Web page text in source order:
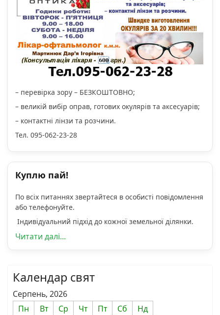
– перевірка зору – БЕЗКОШТОВНО;
– великій вибір оправ, готових окулярів та аксесуарів;
– контактні лінзи та розчини.
Тел. 095-062-23-28
Куплю пай!
По всіх питаннях звертайтеся в особисті повідомлення
або телефонуйте.
Індивідуальний підхід до кожної земельної ділянки.
Читати далі...
Календар свят
Серпень, 2026
Пн
Вт Ср Чт Пт Сб
Нд